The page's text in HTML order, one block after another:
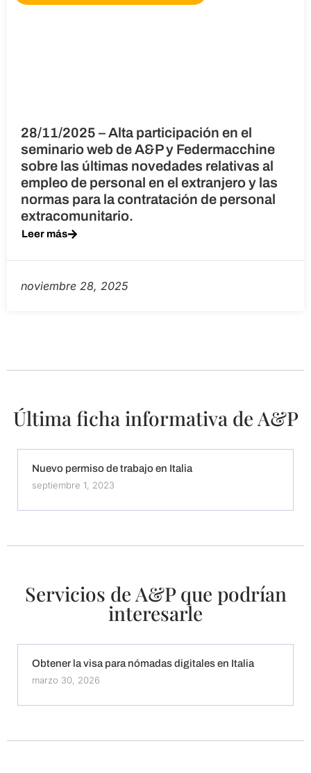
28/11/2025 – Alta participación en el
seminario web de A&P y Federmacchine
sobre las últimas novedades relativas al
empleo de personal en el extranjero y las
normas para la contratación de personal
extracomunitario.
Leer más
noviembre 28, 2025
Última ficha informativa de A&P
Nuevo permiso de trabajo en Italia
septiembre 1, 2023
Servicios de A&P que podrían
interesarle
Obtener la visa para nómadas digitales en Italia
marzo 30, 2026